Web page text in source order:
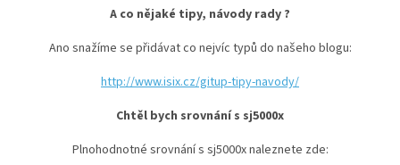
A co nějaké tipy, návody rady ?
Ano snažíme se přidávat co nejvíc typů do našeho blogu:
http://www.isix.cz/gitup-tipy-navody/
Chtěl bych srovnání s sj5000x
Plnohodnotné srovnání s sj5000x naleznete zde: